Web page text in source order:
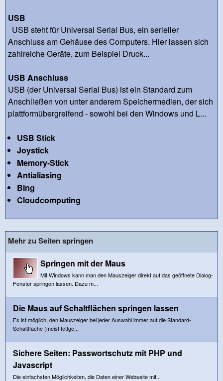
USB
USB steht für Universal Serial Bus, ein serieller
Anschluss am Gehäuse des Computers. Hier lassen sich
zahlreiche Geräte, zum Beispiel Druck...
USB Anschluss
USB (der Universal Serial Bus) ist ein Standard zum
Anschließen von unter anderem Speichermedien, der sich
plattformübergreifend - sowohl bei den Windows und L...
USB Stick
Joystick
Memory-Stick
Antialiasing
Bing
Cloudcomputing
Mehr zu Seiten springen
Springen mit der Maus
Mit Windows kann man den Mauszeiger direkt auf das geöffnete Dialog-
Fenster springen lassen. Dazu m...
Die Maus auf Schaltflächen springen lassen
Es ist möglich, den Mauszeiger bei jeder Auswahl immer auf die Standard-
Schaltfläche (meist fettge...
Sichere Seiten: Passwortschutz mit PHP und
Javascript
Die einfachsten Möglichkeiten, die Daten einer Webseite mit...